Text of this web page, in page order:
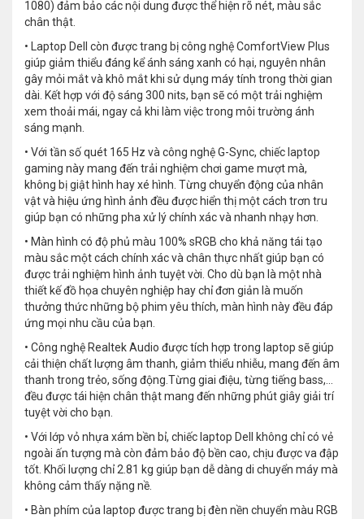
1080) đảm bảo các nội dung được thể hiện rõ nét, màu sắc
chân thật.
• Laptop Dell còn được trang bị công nghệ ComfortView Plus
giúp giảm thiểu đáng kể ánh sáng xanh có hại, nguyên nhân
gây mỏi mắt và khô mắt khi sử dụng máy tính trong thời gian
dài. Kết hợp với độ sáng 300 nits, bạn sẽ có một trải nghiệm
xem thoải mái, ngay cả khi làm việc trong môi trường ánh
sáng mạnh.
• Với tần số quét 165 Hz và công nghệ G-Sync, chiếc laptop
gaming này mang đến trải nghiệm chơi game mượt mà,
không bị giật hình hay xé hình. Từng chuyển động của nhân
vật và hiệu ứng hình ảnh đều được hiển thị một cách trơn tru
giúp bạn có những pha xử lý chính xác và nhanh nhạy hơn.
• Màn hình có độ phủ màu 100% sRGB cho khả năng tái tạo
màu sắc một cách chính xác và chân thực nhất giúp bạn có
được trải nghiệm hình ảnh tuyệt vời. Cho dù bạn là một nhà
thiết kế đồ họa chuyên nghiệp hay chỉ đơn giản là muốn
thưởng thức những bộ phim yêu thích, màn hình này đều đáp
ứng mọi nhu cầu của bạn.
• Công nghệ Realtek Audio được tích hợp trong laptop sẽ giúp
cải thiện chất lượng âm thanh, giảm thiểu nhiễu, mang đến âm
thanh trong trẻo, sống động.Từng giai điệu, từng tiếng bass,...
đều được tái hiện chân thật mang đến những phút giây giải trí
tuyệt vời cho bạn.
• Với lớp vỏ nhựa xám bền bỉ, chiếc laptop Dell không chỉ có vẻ
ngoài ấn tượng mà còn đảm bảo độ bền cao, chịu được va đập
tốt. Khối lượng chỉ 2.81 kg giúp bạn dễ dàng di chuyển máy mà
không cảm thấy nặng nề.
• Bàn phím của laptop được trang bị đèn nền chuyển màu RGB